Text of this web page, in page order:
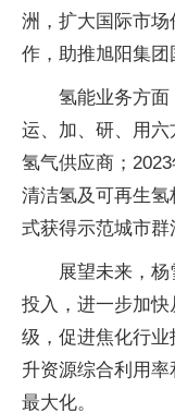
洲，扩大国际市
作，助推旭阳集团
氢能业务方面
运、加、研、用
氢气供应商；
清洁氢及可再生
式获得示范城市群
展望未来，
投入，进一步加
级，促进焦化行
升资源综合利用
最大化。